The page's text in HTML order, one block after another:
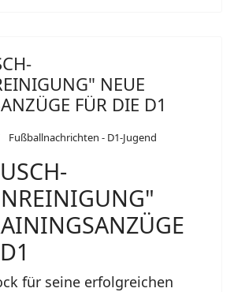
NEUE
FÜR DIE D1
Fußballnachrichten - D1-Jugend
für seine erfolgreichen